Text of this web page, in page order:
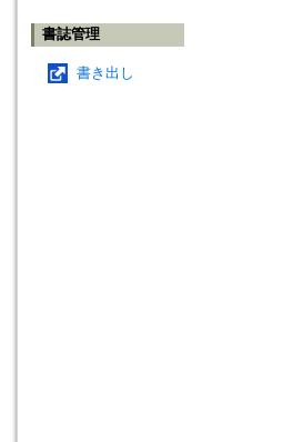
書誌管理
書き出し